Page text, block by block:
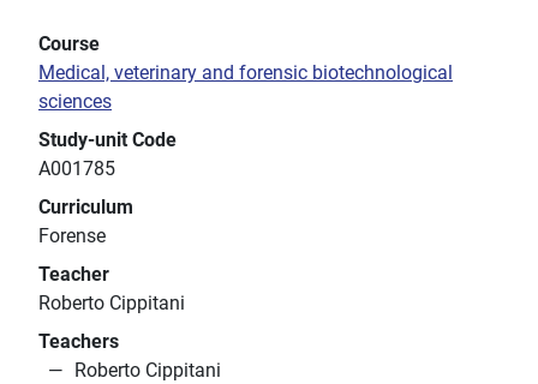
Course
Medical, veterinary and forensic biotechnological
sciences
Study-unit Code
A001785
Curriculum
Forense
Teacher
Roberto Cippitani
Teachers
Roberto Cippitani